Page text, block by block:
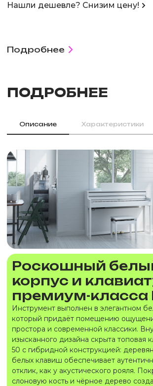
Нашли дешевле? Снизим цену!
Подробнее
ПОДРОБНЕЕ
Описание Характеристики
Роскошный
корпус и
премиум-класса
Инструмент выполнен в элегантном
который придаёт помещению
простора и современной классики.
изысканного дизайна скрыта топовая
50 с гибридной конструкцией:
белых клавиш обеспечивает
отклик, как у акустического рояля.
слоновую кость и чёрное дерево